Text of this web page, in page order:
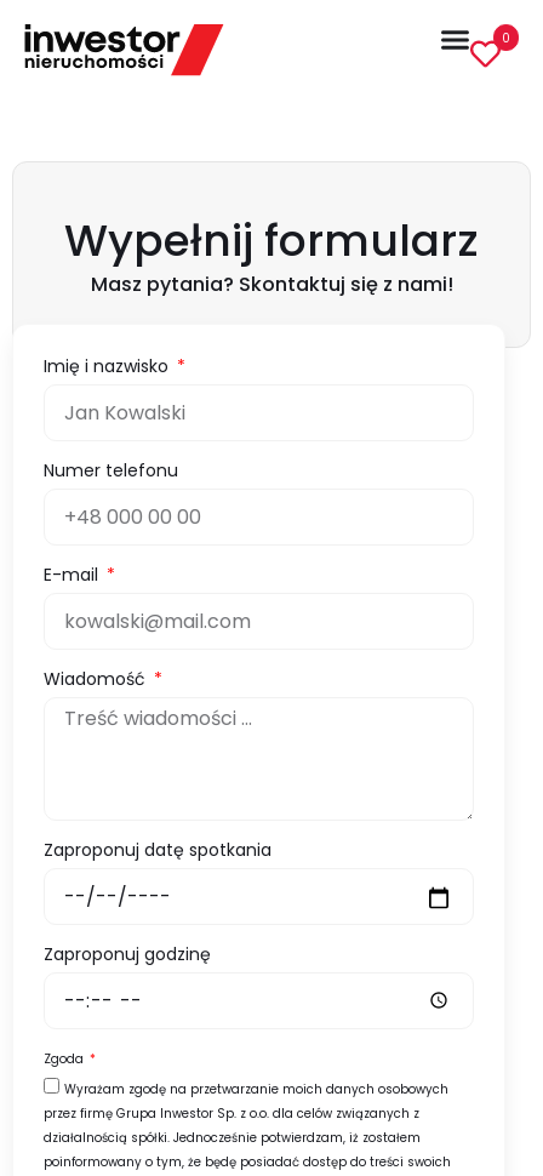
0
Wypełnij formularz
Masz pytania? Skontaktuj się z nami!
Imię i nazwisko
Numer telefonu
E-mail
Wiadomość
Zaproponuj datę spotkania
Zaproponuj godzinę
Zgoda
Wyrażam zgodę na przetwarzanie moich danych osobowych
przez firmę Grupa Inwestor Sp. z o.o. dla celów związanych z
działalnością spółki. Jednocześnie potwierdzam, iż zostałem
poinformowany o tym, że będę posiadać dostęp do treści swoich